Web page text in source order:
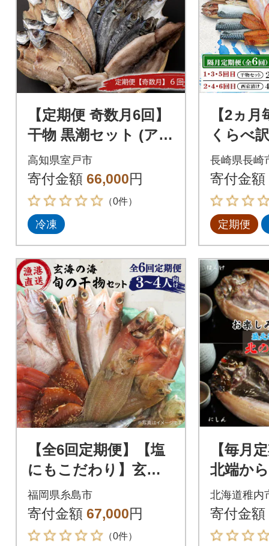
【定期便 奇数月6回】
干物 黒潮セット (ア
ジ・カマス・スルメ
イカ)詰め合わせセッ
ト
高知県室戸市
寄付金額 66,000円
（0件）
冷凍
【2ヵ
くらべ
京漬け
長崎県長崎
寄付金額
定期便
【全6回定期便】【塩
にもこだわり】玄海
の海 旬の干物セット
(3から4人向け) [ALD0
06]
福岡県糸島市
寄付金額 67,000円
（0件）
【毎月
北端か
楽しみ
居酒屋
北海道稚内
寄付金額